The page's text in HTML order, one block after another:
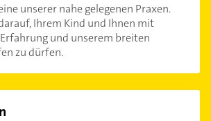
unserer nahe gelegenen Praxen.
Ihrem Kind und Ihnen mit
und unserem breiten
zu dürfen.